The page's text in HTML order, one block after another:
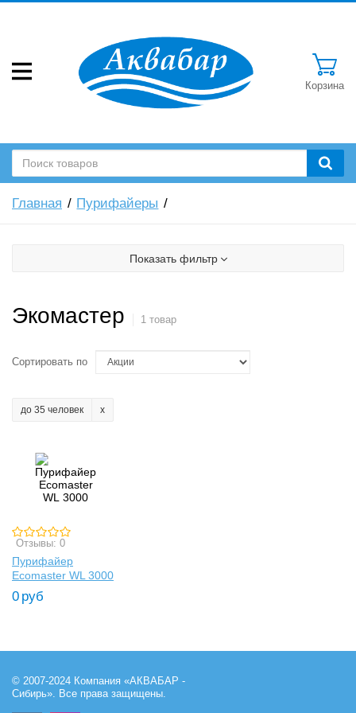
Корзина
Главная Пурифайеры
Показать фильтр
Экомастер 1 товар
Сортировать по
до 35 человек
Отзывы: 0
Пурифайер
Ecomaster WL 3000
0 руб
© 2007-2024 Компания «АКВАБАР -
Сибирь». Все права защищены.